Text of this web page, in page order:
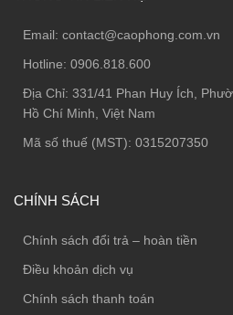
Email: contact@caophong.com.vn
Hotline: 0906.818.600
Địa Chỉ: 331/41 Phan Huy Ích,
Hồ Chí Minh, Việt Nam
Mã số thuế (MST): 0315207350
CHÍNH SÁCH
Chính sách đổi trả – hoàn tiền
Điều khoản dịch vụ
Chính sách thanh toán